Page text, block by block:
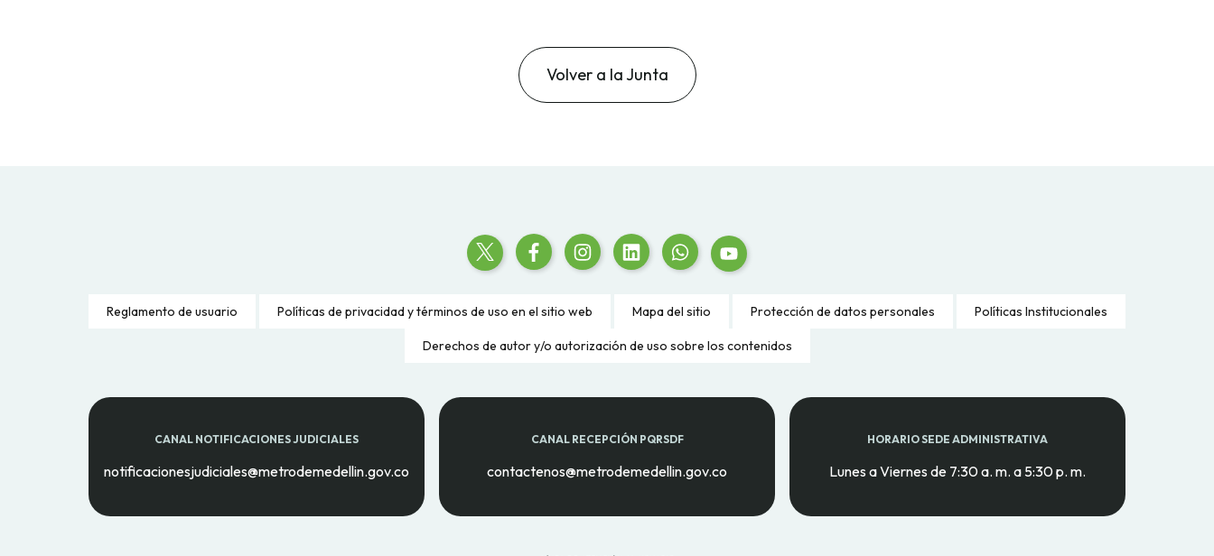
Volver a la Junta
Reglamento de usuario Políticas de privacidad y términos de uso en el sitio web Mapa del sitio Protección de datos personales Políticas Institucionales
Derechos de autor y/o autorización de uso sobre los contenidos
CANAL NOTIFICACIONES JUDICIALES
notificacionesjudiciales@metrodemedellin.gov.co
CANAL RECEPCIÓN PQRSDF
contactenos@metrodemedellin.gov.co
HORARIO SEDE ADMINISTRATIVA
Lunes a Viernes de 7:30 a. m. a 5:30 p. m.